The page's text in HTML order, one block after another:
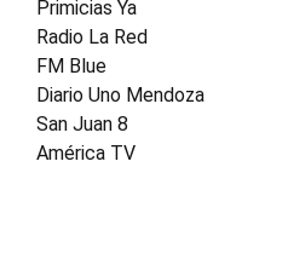
Primicias Ya
Radio La Red
FM Blue
Diario Uno Mendoza
San Juan 8
América TV